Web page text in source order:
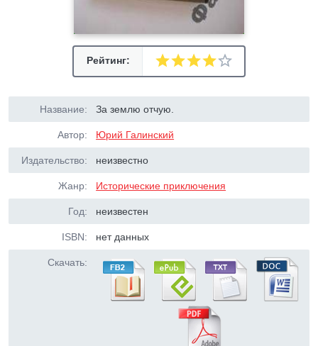
Рейтинг:
Название: За землю отчую.
Автор: Юрий Галинский
Издательство: неизвестно
Жанр: Исторические приключения
Год: неизвестен
ISBN: нет данных
Скачать: